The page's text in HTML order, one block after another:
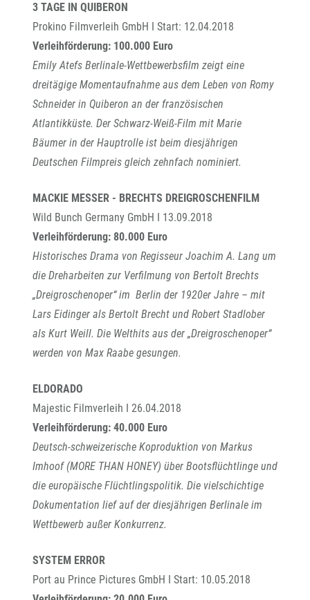
3 TAGE IN QUIBERON
Prokino Filmverleih GmbH I Start: 12.04.2018
Verleihförderung: 100.000 Euro
Emily Atefs Berlinale-Wettbewerbsfilm zeigt eine
dreitägige Momentaufnahme aus dem Leben von Romy
Schneider in Quiberon an der französischen
Atlantikküste. Der Schwarz-Weiß-Film mit Marie
Bäumer in der Hauptrolle ist beim diesjährigen
Deutschen Filmpreis gleich zehnfach nominiert.
MACKIE MESSER - BRECHTS DREIGROSCHENFILM
Wild Bunch Germany GmbH I 13.09.2018
Verleihförderung: 80.000 Euro
Historisches Drama von Regisseur Joachim A. Lang um
die Dreharbeiten zur Verfilmung von Bertolt Brechts
„Dreigroschenoper“ im Berlin der 1920er Jahre – mit
Lars Eidinger als Bertolt Brecht und Robert Stadlober
als Kurt Weill. Die Welthits aus der „Dreigroschenoper“
werden von Max Raabe gesungen.
ELDORADO
Majestic Filmverleih I 26.04.2018
Verleihförderung: 40.000 Euro
Deutsch-schweizerische Koproduktion von Markus
Imhoof (MORE THAN HONEY) über Bootsflüchtlinge und
die europäische Flüchtlingspolitik. Die vielschichtige
Dokumentation lief auf der diesjährigen Berlinale im
Wettbewerb außer Konkurrenz.
SYSTEM ERROR
Port au Prince Pictures GmbH I Start: 10.05.2018